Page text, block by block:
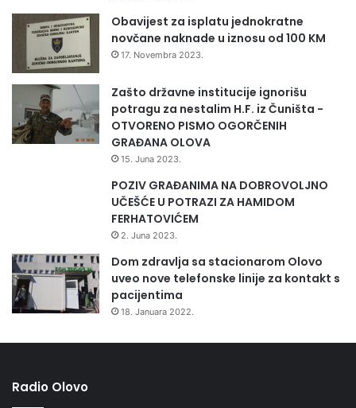
Obavijest za isplatu jednokratne
novčane naknade u iznosu od 100 KM
17. Novembra 2023.
Zašto državne institucije ignorišu
potragu za nestalim H.F. iz Čuništa -
OTVORENO PISMO OGORČENIH
GRAĐANA OLOVA
15. Juna 2023.
POZIV GRAĐANIMA NA DOBROVOLJNO
UČEŠĆE U POTRAZI ZA HAMIDOM
FERHATOVIĆEM
2. Juna 2023.
Dom zdravlja sa stacionarom Olovo
uveo nove telefonske linije za kontakt s
pacijentima
18. Januara 2022.
Radio Olovo